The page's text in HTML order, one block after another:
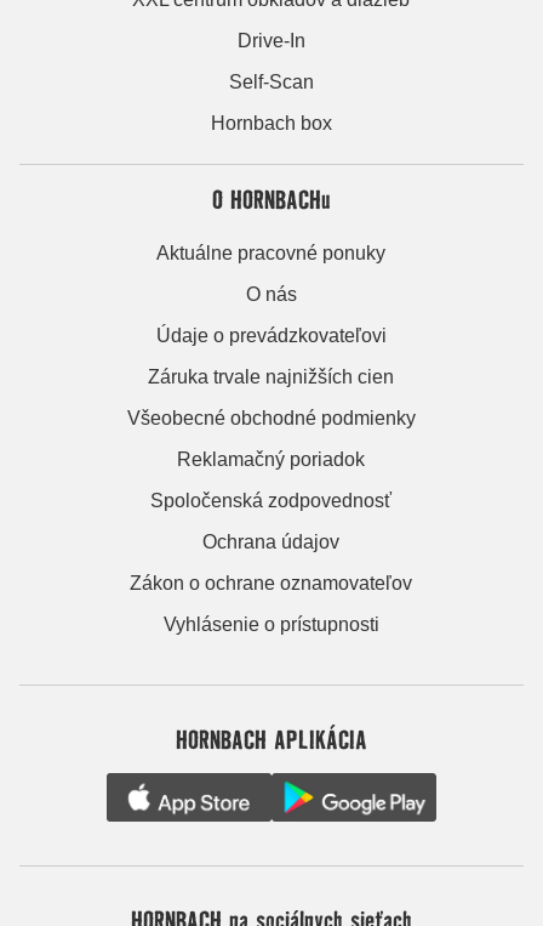
Drive-In
Self-Scan
Hornbach box
O HORNBACHu
Aktuálne pracovné ponuky
O nás
Údaje o prevádzkovateľovi
Záruka trvale najnižších cien
Všeobecné obchodné podmienky
Reklamačný poriadok
Spoločenská zodpovednosť
Ochrana údajov
Zákon o ochrane oznamovateľov
Vyhlásenie o prístupnosti
HORNBACH APLIKÁCIA